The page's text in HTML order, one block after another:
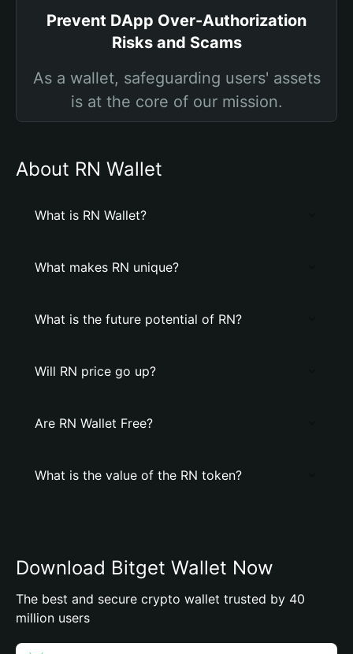
Prevent DApp Over-Authorization
Risks and Scams
As a wallet, safeguarding users' assets
is at the core of our mission.
About RN Wallet
What is RN Wallet?
What makes RN unique?
What is the future potential of RN?
Will RN price go up?
Are RN Wallet Free?
What is the value of the RN token?
Download Bitget Wallet Now
The best and secure crypto wallet trusted by 40
million users